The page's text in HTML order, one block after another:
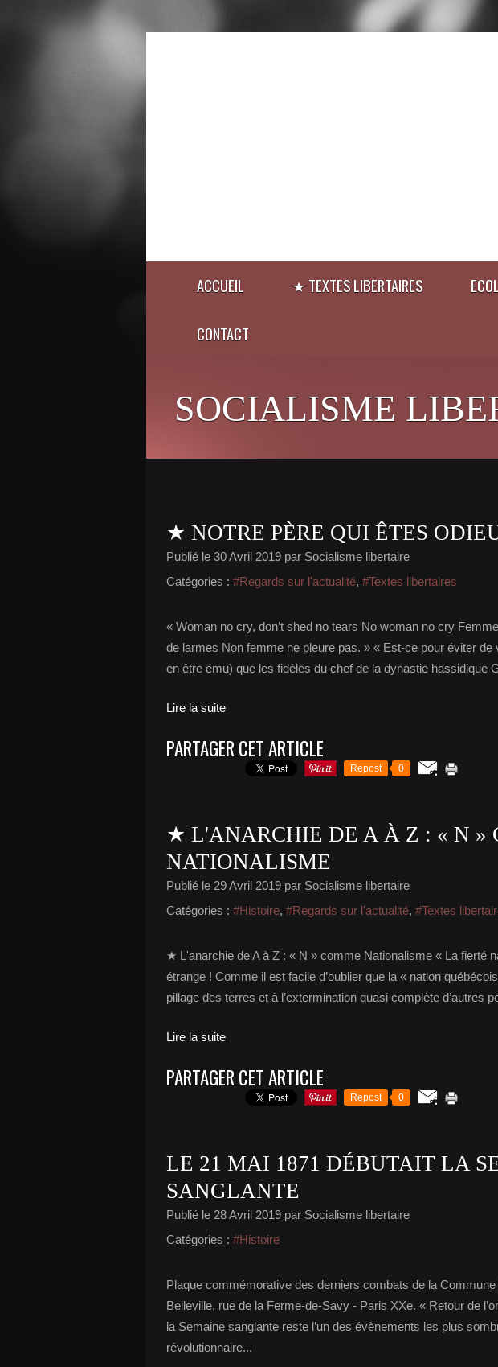
ACCUEIL ★ TEXTES LIBERTAIRES
CONTACT
SOCIALISME
★ NOTRE PÈRE QUI ÊTES
Publié le 30 Avril 2019 par Socialisme libertaire
Catégories : #Regards sur l'actualité, #Textes libertaires
« Woman no cry, don’t shed no tears No woman no cry
de larmes Non femme ne pleure pas. » « Est-ce pour éviter de
en être ému) que les fidèles du chef de la dynastie hassidique
Lire la suite
PARTAGER CET ARTICLE
Repost 0
★ L'ANARCHIE DE A À Z : « N »
NATIONALISME
Publié le 29 Avril 2019 par Socialisme libertaire
Catégories : #Histoire, #Regards sur l'actualité, #Textes
★ L'anarchie de A à Z : « N » comme Nationalisme « La fierté
étrange ! Comme il est facile d’oublier que la « nation
pillage des terres et à l’extermination quasi complète d’autres
Lire la suite
PARTAGER CET ARTICLE
Repost 0
LE 21 MAI 1871 DÉBUTAIT LA
SANGLANTE
Publié le 28 Avril 2019 par Socialisme libertaire
Catégories : #Histoire
Plaque commémorative des derniers combats de la
Belleville, rue de la Ferme-de-Savy - Paris XXe. « Retour de
la Semaine sanglante reste l’un des évènements les plus
révolutionnaire...